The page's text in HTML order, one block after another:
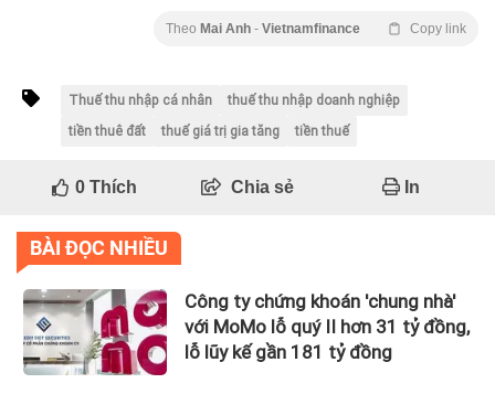
Theo Mai Anh - Vietnamfinance Copy link
Thuế thu nhập cá nhân
thuế thu nhập doanh nghiệp
tiền thuê đất
thuế giá trị gia tăng tiền thuế
0Thích Chia sẻ In
BÀI ĐỌC NHIỀU
Công ty chứng khoán 'chung nhà'
với MoMo lỗ quý II hơn 31 tỷ đồng,
lỗ lũy kế gần 181 tỷ đồng